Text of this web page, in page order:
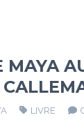
MAYA
LIVRE